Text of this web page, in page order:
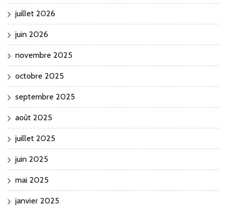
juillet 2026
juin 2026
novembre 2025
octobre 2025
septembre 2025
août 2025
juillet 2025
juin 2025
mai 2025
janvier 2025